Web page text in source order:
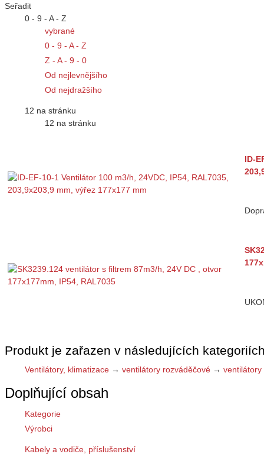
Seřadit
0 - 9 - A - Z
vybrané
0 - 9 - A - Z
Z - A - 9 - 0
Od nejlevnějšího
Od nejdražšího
12 na stránku
12 na stránku
ID-
Produkt je zařazen v následujících
Ventilátory, klimatizace → ventilátory rozváděčové →
Doplňující obsah
Kategorie
Výrobci
Kabely a vodiče, příslušenství